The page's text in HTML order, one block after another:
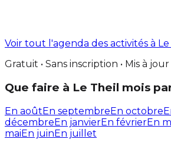
Voir tout l'agenda des activités à Le
Gratuit • Sans inscription • Mis à
Que faire à Le Theil mois
En aoûtEn septembreEn octobre
décembreEn janvierEn févrierEn
maiEn juinEn juillet